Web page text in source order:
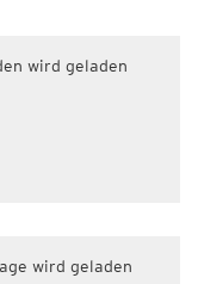
wird geladen
wird geladen